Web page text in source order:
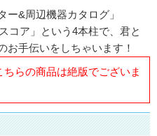
ー&周辺機器カタログ」
コア」という4本柱で、君と
お手伝いをしちゃいます！
らの商品は絶版でございま